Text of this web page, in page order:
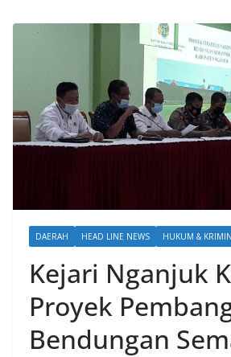
DAERAH HEAD LINE NEWS HUKUM &
Kejari Nganjuk
Proyek
Bendungan